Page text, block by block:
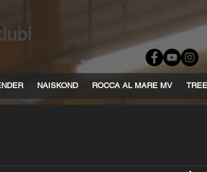
NAISKOND ROCCA AL MARE MV